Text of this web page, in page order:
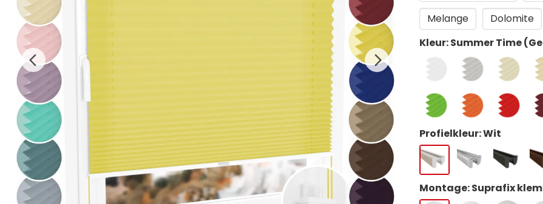
Melange
Dolomite
Kleur: Summer Time
Profielkleur: Wit
Montage: Suprafix